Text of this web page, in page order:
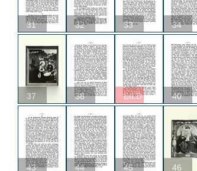
31 32 33 34
37 38 BILD 40
43 44 45 46